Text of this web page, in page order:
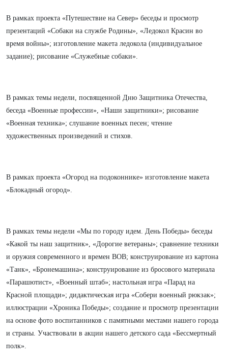
В рамках проекта «Путешествие на Север» беседы и просмотр
презентаций «Собаки на службе Родины», «Ледокол Красин во
время войны»; изготовление макета ледокола (индивидуальное
задание); рисование «Служебные собаки».
В рамках темы недели, посвященной Дню Защитника Отечества,
беседа «Военные профессии», «Наши защитники»; рисование
«Военная техника»; слушание военных песен; чтение
художественных произведений и стихов.
В рамках проекта «Огород на подоконнике» изготовление макета
«Блокадный огород».
В рамках темы недели «Мы по городу идем. День Победы» беседы
«Какой ты наш защитник», «Дорогие ветераны»; сравнение техники
и оружия современного и времен ВОВ; конструирование из картона
«Танк», «Бронемашина»; конструирование из бросового материала
«Парашютист», «Военный штаб»; настольная игра «Парад на
Красной площади»; дидактическая игра «Собери военный рюкзак»;
иллюстрации «Хроника Победы»; создание и просмотр презентации
на основе фото воспитанников с памятными местами нашего города
и страны. Участвовали в акции нашего детского сада «Бессмертный
полк».